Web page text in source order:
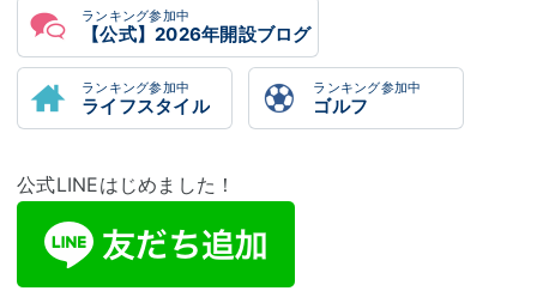
ランキング参加中
【公式】2026年開設ブログ
ランキング参加中
ライフスタイル
ランキング参加中
ゴルフ
公式LINEはじめました！